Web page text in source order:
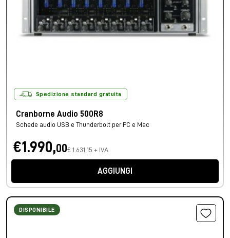
Spedizione standard gratuita
Cranborne Audio 500R8
Schede audio USB e Thunderbolt per PC e Mac
€1.990,00€ 1.631,15 + IVA
AGGIUNGI
DISPONIBILE